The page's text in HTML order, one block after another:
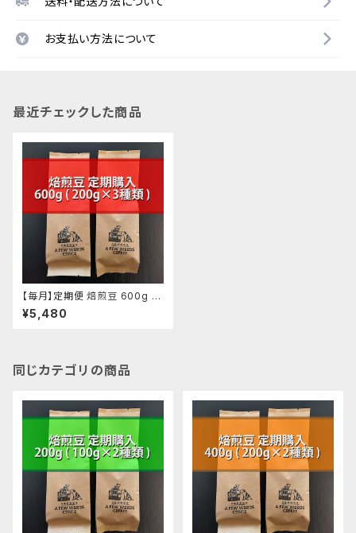
お支払い方法について
最近チェックした商品
【毎月】定期便 焙煎豆 600g (2
00g ✕ 3種類)
¥5,480
同じカテゴリの商品